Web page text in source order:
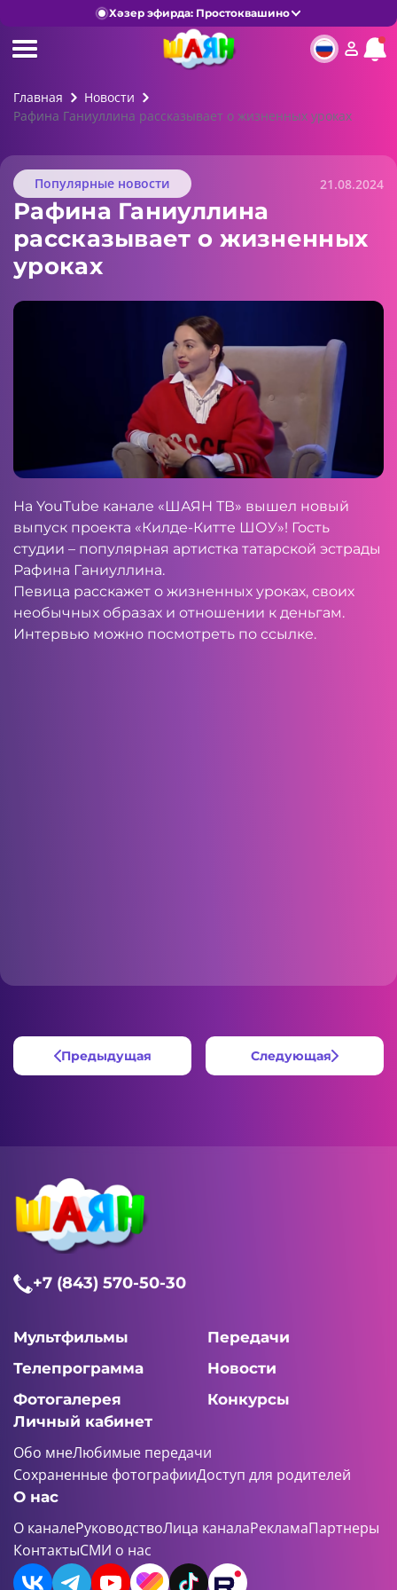
Хәзер эфирда: Простоквашино
Главная
Новости
Рафина Ганиуллина рассказывает о жизненных уроках
Популярные новости 21.08.2024
Рафина Ганиуллина
рассказывает о жизненных
уроках
На YouTube канале «ШАЯН ТВ» вышел новый
выпуск проекта «Килде-Китте ШОУ»! Гость
студии – популярная артистка татарской эстрады
Рафина Ганиуллина.
Певица расскажет о жизненных уроках, своих
необычных образах и отношении к деньгам.
Интервью можно посмотреть по ссылке.
Предыдущая Следующая
+7 (843) 570-50-30
Мультфильмы
Передачи
Телепрограмма
Новости
Фотогалерея
Конкурсы
Личный кабинет
Обо мнеЛюбимые передачи
Сохраненные фотографииДоступ для родителей
О нас
О каналеРуководствоЛица каналаРекламаПартнеры
КонтактыСМИ о нас